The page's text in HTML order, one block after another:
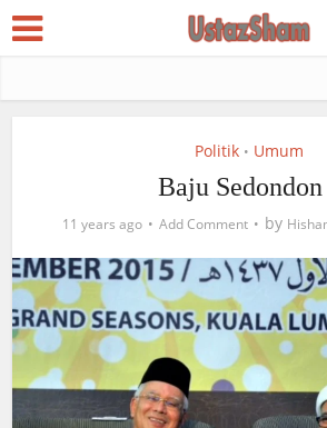
Politik • Umum
Baju Sedondon
11 years ago Add Comment by